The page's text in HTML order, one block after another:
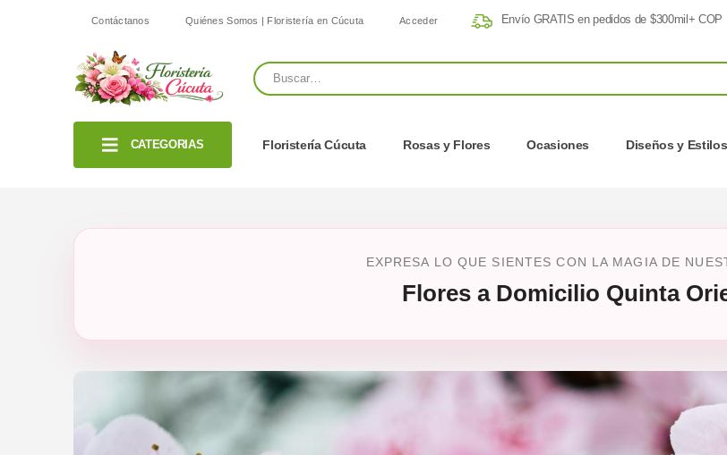
Contáctanos Quiénes Somos | Floristería en Cúcuta Acceder Envío GRATIS en pedidos de $300mil+ COP
CATEGORIAS Floristería Cúcuta Rosas y Flores Ocasiones Diseños y Estilos
EXPRESA LO QUE SIENTES CON LA MAGIA DE
Flores a Domicilio Quinta